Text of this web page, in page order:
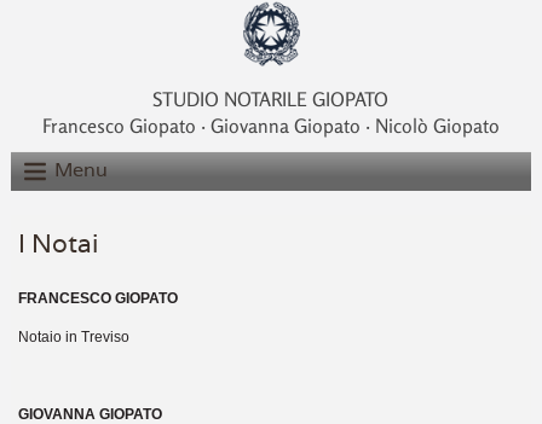
STUDIO NOTARILE GIOPATO
Francesco Giopato ‧ Giovanna Giopato ‧ Nicolò Giopato
Menu
I Notai
FRANCESCO GIOPATO
Notaio in Treviso
GIOVANNA GIOPATO